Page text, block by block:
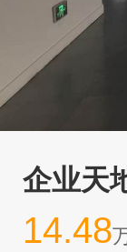
企业天
14.48